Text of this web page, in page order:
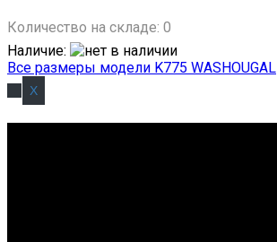
Количество на складе: 0
Наличие:
Все размеры модели K775 WASHOUGAL